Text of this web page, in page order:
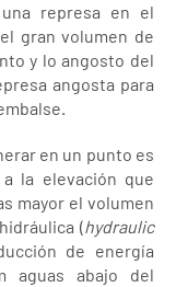
represa en el
gran volumen de
y lo angosto del
angosta para
en un punto es
la elevación que
mayor el volumen
(hydraulic
de energía
aguas abajo del